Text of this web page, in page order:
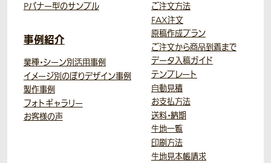
Pバナー型のサンプル
事例紹介
業種・シーン別活用事例
イメージ別のぼりデザイン事例
製作事例
フォトギャラリー
お客様の声
ご注文方法
FAX注文
原稿作成プラン
ご注文から商品到着まで
データ入稿ガイド
テンプレート
自動見積
お支払方法
送料・納期
生地一覧
印刷方法
生地見本帳請求